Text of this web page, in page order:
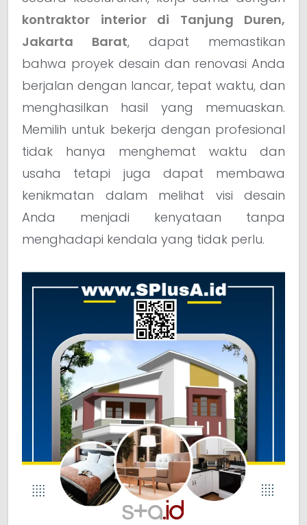
kontraktor interior di Tanjung Duren,
Jakarta Barat, dapat memastikan
bahwa proyek desain dan renovasi Anda
berjalan dengan lancar, tepat waktu, dan
menghasilkan hasil yang memuaskan.
Memilih untuk bekerja dengan profesional
tidak hanya menghemat waktu dan
usaha tetapi juga dapat membawa
kenikmatan dalam melihat visi desain
Anda menjadi kenyataan tanpa
menghadapi kendala yang tidak perlu.